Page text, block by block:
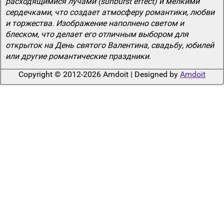
сердечками, что создает атмосферу романтики, любви
и торжества. Изображение наполнено светом и
блеском, что делает его отличным выбором для
открыток на День святого Валентина, свадьбу, юбилей
или другие романтические праздники.
Copyright © 2012-2026 Amdoit | Designed by Amdoit